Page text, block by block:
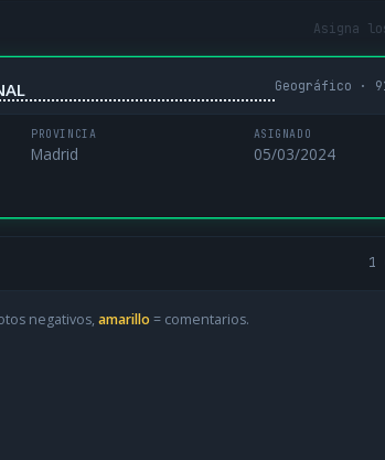
Asigna
Geográfico ·
PROVINCIA
Madrid
ASIGNADO
05/03/2024
1
negativos, amarillo = comentarios.